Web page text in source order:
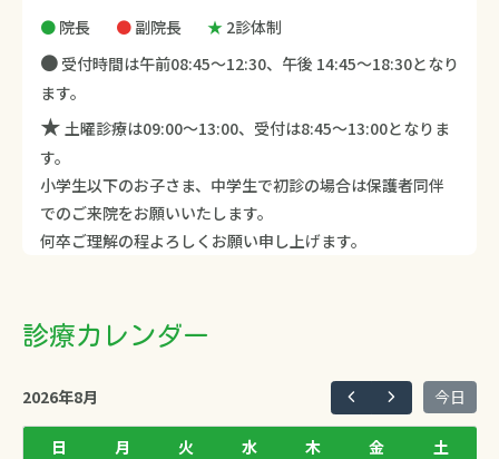
● 院長 ● 副院長 ★ 2診体制
● 受付時間は午前08:45～12:30、午後 14:45～18:30となり
ます。
★ 土曜診療は09:00～13:00、受付は8:45～13:00となりま
す。
小学生以下のお子さま、中学生で初診の場合は保護者同伴
でのご来院をお願いいたします。
何卒ご理解の程よろしくお願い申し上げます。
診療カレンダー
2026年8月 今日
日 月 火 水 木 金 土